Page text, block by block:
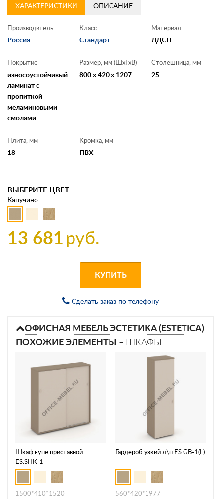
ХАРАКТЕРИСТИКИ ОПИСАНИЕ
Производитель
Россия
Класс
Стандарт
Материал
ЛДСП
Покрытие
износоустойчивый
ламинат с
пропиткой
меламиновыми
смолами
Размер, мм (ШхГхВ)
800 x 420 x 1207
Столешница, мм
25
Плита, мм
18
Кромка, мм
ПВХ
ВЫБЕРИТЕ ЦВЕТ
Капучино
13 681руб.
КУПИТЬ
Сделать заказ по телефону
ОФИСНАЯ МЕБЕЛЬ ЭСТЕТИКА (ESTETICA)
ПОХОЖИЕ ЭЛЕМЕНТЫ – ШКАФЫ
Шкаф купе приставной
ES.SHK-1
1500*410*1520
Гардероб узкий л\п ES.GB-1(L)
560*420*1977